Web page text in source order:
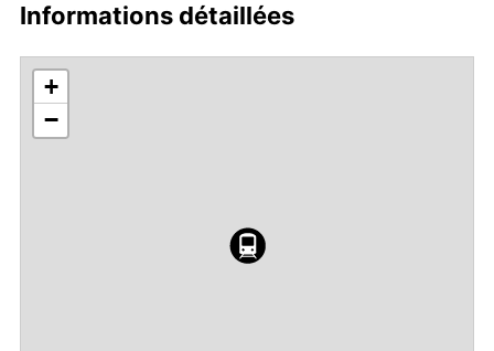
Informations détaillées
+
−